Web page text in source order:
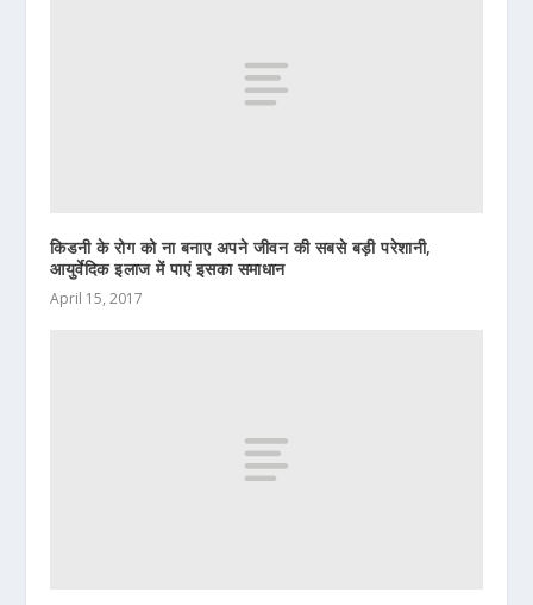
किडनी के रोग को ना बनाए अपने जीवन की सबसे बड़ी परेशानी,
आयुर्वेदिक इलाज में पाएं इसका समाधान
April 15, 2017